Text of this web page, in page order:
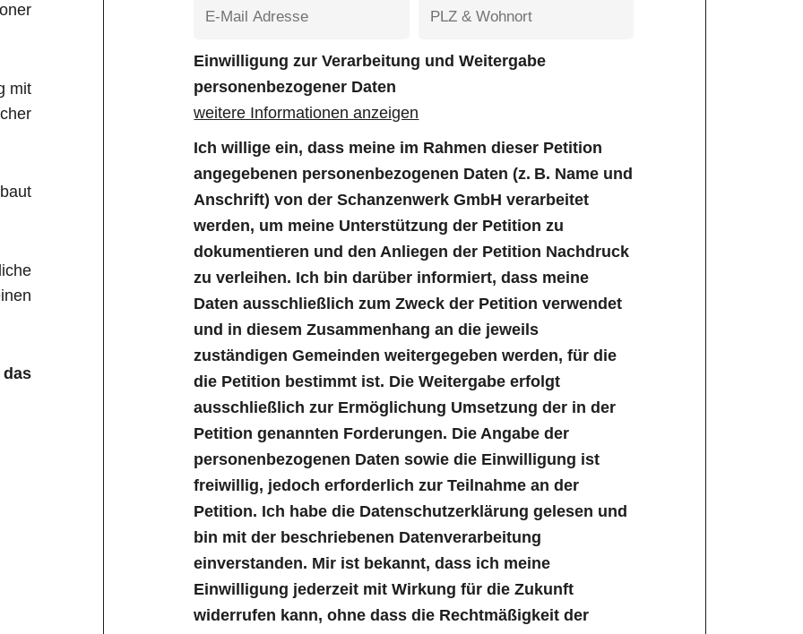
mit
Einwilligung zur Verarbeitung und Weitergabe
personenbezogener Daten
weitere Informationen anzeigen
Ich willige ein, dass meine im Rahmen dieser Petition
angegebenen personenbezogenen Daten (z. B. Name und
Anschrift) von der Schanzenwerk GmbH verarbeitet
werden, um meine Unterstützung der Petition zu
dokumentieren und den Anliegen der Petition Nachdruck
zu verleihen. Ich bin darüber informiert, dass meine
Daten ausschließlich zum Zweck der Petition verwendet
und in diesem Zusammenhang an die jeweils
zuständigen Gemeinden weitergegeben werden, für die
die Petition bestimmt ist. Die Weitergabe erfolgt
ausschließlich zur Ermöglichung Umsetzung der in der
Petition genannten Forderungen. Die Angabe der
personenbezogenen Daten sowie die Einwilligung ist
freiwillig, jedoch erforderlich zur Teilnahme an der
Petition. Ich habe die Datenschutzerklärung gelesen und
bin mit der beschriebenen Datenverarbeitung
einverstanden. Mir ist bekannt, dass ich meine
Einwilligung jederzeit mit Wirkung für die Zukunft
widerrufen kann, ohne dass die Rechtmäßigkeit der